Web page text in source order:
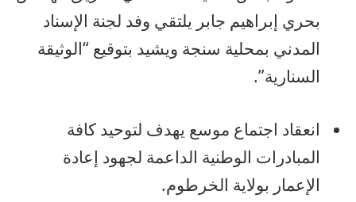
بحري إبراهيم جابر يلتقي وفد لجنة الإسناد
المدني بمحلية سنجة ويشيد بتوقيع “الوثيقة
السنارية”.
انعقاد اجتماع موسع يهدف لتوحيد كافة
المبادرات الوطنية الداعمة لجهود إعادة
الإعمار بولاية الخرطوم.